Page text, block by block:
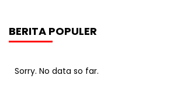
BERITA POPULER
Sorry. No data so far.